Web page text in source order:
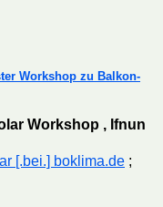
Workshop zu Balkon-
Workshop , Ifnun
[.bei.] boklima.de ;